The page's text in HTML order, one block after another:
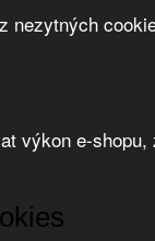
nezytných
výkon e-